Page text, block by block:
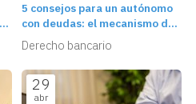
5 consejos para un autónomo
con deudas: el mecanismo de
segunda oportunidad
Derecho bancario
29
abr